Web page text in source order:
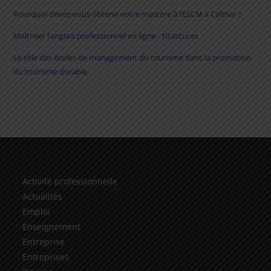
Pourquoi devez-vous obtenir votre mastère à l’ESCM à Colmar ?
Maîtriser l’anglais professionnel en ligne : 10 astuces
Le rôle des écoles de management du tourisme dans la promotion
du tourisme durable
Activité professionnelle
Actualités
Emploi
Enseignement
Entreprise
Entreprises